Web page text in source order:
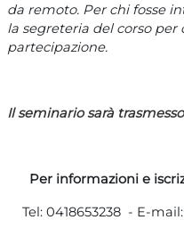
da remoto. Per chi fosse
la segreteria del corso
partecipazione.
Il seminario sarà
Per informazioni e
Tel: 0418653238 - E-